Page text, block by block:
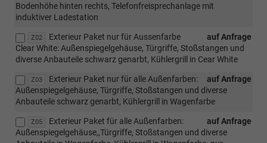
Bodenhöhe hinten rechts, Telefonfreisprechanlage mit
induktiver Ladestation
Z02 auf Anfrage
Exterieur Paket nur für Aussenfarbe
Clear White: Außenspiegelgehäuse, Türgriffe, Stoßstangen und
diverse Anbauteile schwarz genarbt, Kühlergrill in Cear White
Z03 auf Anfrage
Exterieur Paket nur für alle Außenfarben:
Außenspiegelgehäuse, Türgriffe, Stoßstangen und diverse
Anbauteile schwarz genarbt, Kühlergrill in Wagenfarbe
Z05 auf Anfrage
Exterieur Paket für alle Außenfarben:
Außenspiegelgehäuse,,Türgriffe, Stoßstangen und diverse